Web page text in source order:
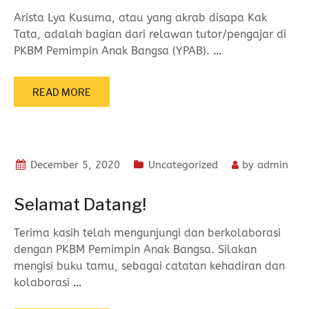
Arista Lya Kusuma, atau yang akrab disapa Kak
Tata, adalah bagian dari relawan tutor/pengajar di
PKBM Pemimpin Anak Bangsa (YPAB). …
READ MORE
December 5, 2020 Uncategorized by admin
Selamat Datang!
Terima kasih telah mengunjungi dan berkolaborasi
dengan PKBM Pemimpin Anak Bangsa. Silakan
mengisi buku tamu, sebagai catatan kehadiran dan
kolaborasi …